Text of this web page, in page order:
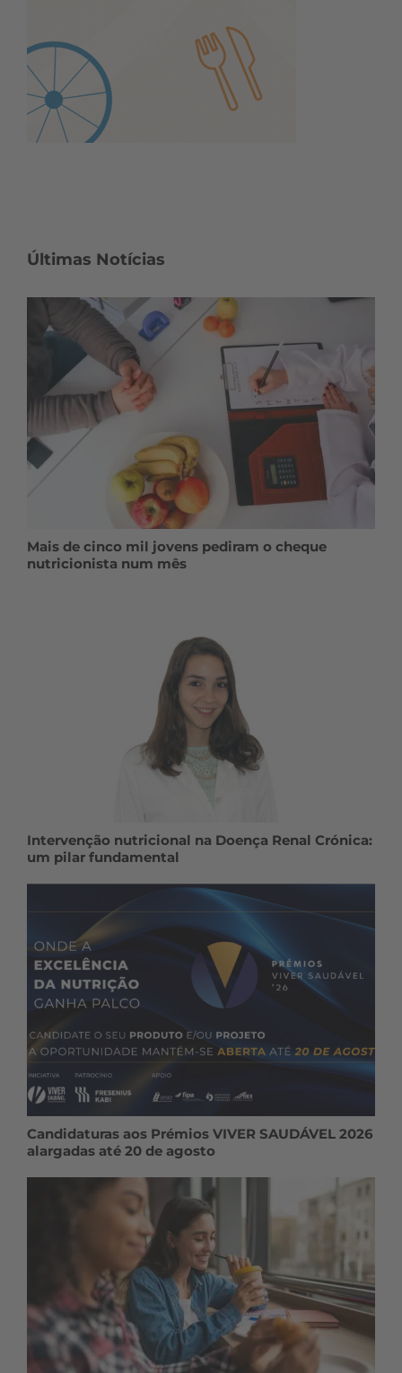
Últimas Notícias
Mais de cinco mil jovens pediram o cheque
nutricionista num mês
Intervenção nutricional na Doença Renal Crónica:
um pilar fundamental
Candidaturas aos Prémios VIVER SAUDÁVEL 2026
alargadas até 20 de agosto